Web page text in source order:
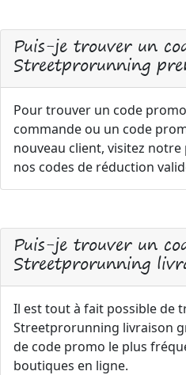
Puis-je trouver un
Streetprorunning
Pour trouver un code
commande ou un code
nouveau client, visitez
nos codes de réduction
Puis-je trouver un
Streetprorunning
Il est tout à fait possible de
Streetprorunning livraison
de code promo le plus
boutiques en ligne.